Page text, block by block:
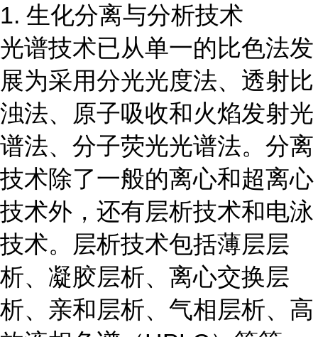
1. 生化分离与分析技术
光谱技术已从单一的比色法发
展为采用分光光度法、透射比
浊法、原子吸收和火焰发射光
谱法、分子荧光光谱法。分离
技术除了一般的离心和超离心
技术外，还有层析技术和电泳
技术。层析技术包括薄层层
析、凝胶层析、离心交换层
析、亲和层析、气相层析、高